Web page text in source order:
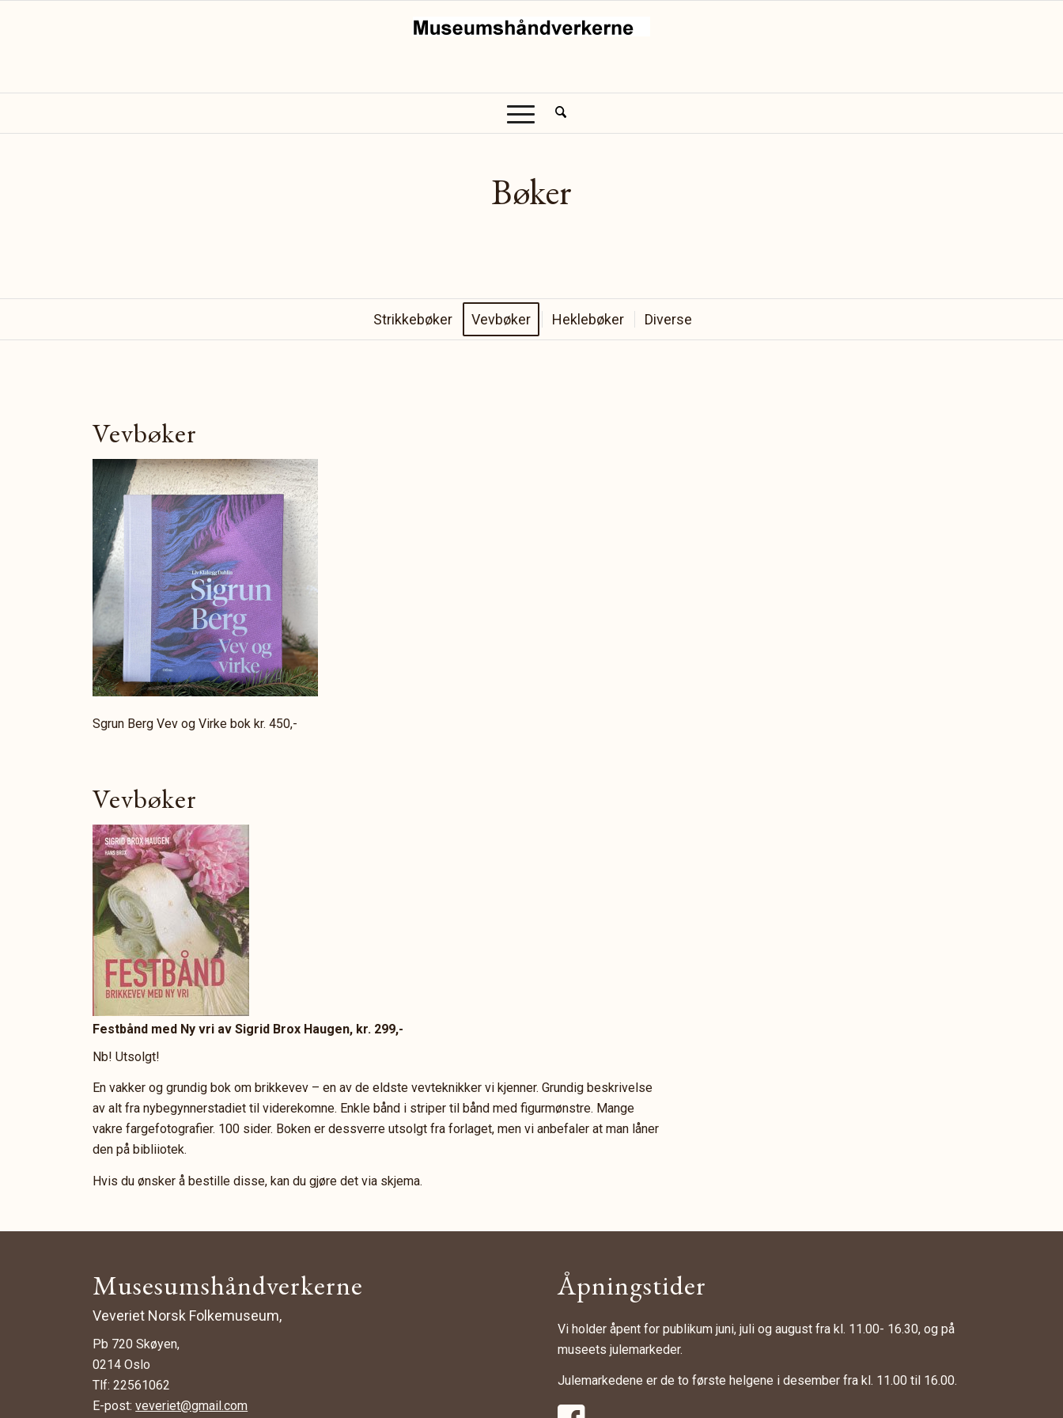
Bøker
Strikkebøker Vevbøker Heklebøker Diverse
Vevbøker
Sgrun Berg Vev og Virke bok kr. 450,-
Vevbøker
Festbånd med Ny vri av Sigrid Brox Haugen, kr. 299,-
Nb! Utsolgt!
En vakker og grundig bok om brikkevev – en av de eldste vevteknikker vi kjenner. Grundig beskrivelse
av alt fra nybegynnerstadiet til viderekomne. Enkle bånd i striper til bånd med figurmønstre. Mange
vakre fargefotografier. 100 sider. Boken er dessverre utsolgt fra forlaget, men vi anbefaler at man låner
den på bibliiotek.
Hvis du ønsker å bestille disse, kan du gjøre det via skjema.
Musesumshåndverkerne
Veveriet Norsk Folkemuseum,
Pb 720 Skøyen,
0214 Oslo
Tlf: 22561062
E-post:veveriet@gmail.com
Åpningstider
Vi holder åpent for publikum juni, juli og august fra kl. 11.00- 16.30, og på
museets julemarkeder.
Julemarkedene er de to første helgene i desember fra kl. 11.00 til 16.00.